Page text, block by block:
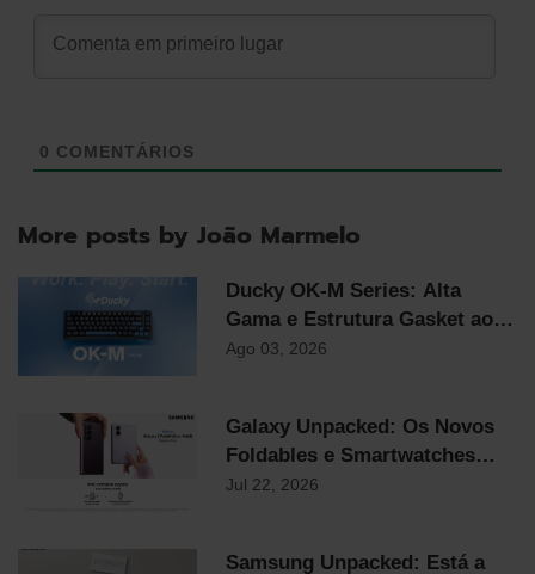
0 COMENTÁRIOS
More posts by João Marmelo
Ducky OK-M Series: Alta
Gama e Estrutura Gasket ao
Preço Mais Competitivo do
Ago 03, 2026
Galaxy Unpacked: Os Novos
Foldables e Smartwatches
Samsung já chegaram!
Jul 22, 2026
Samsung Unpacked: Está a